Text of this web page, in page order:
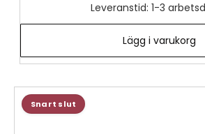
Leveranstid: 1-3
Lägg i varukorg
Snart slut